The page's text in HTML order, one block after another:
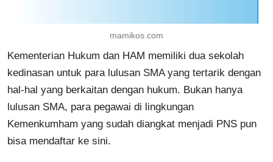
mamikos.com
Kementerian Hukum dan HAM memiliki dua sekolah
kedinasan untuk para lulusan SMA yang tertarik dengan
hal-hal yang berkaitan dengan hukum. Bukan hanya
lulusan SMA, para pegawai di lingkungan
Kemenkumham yang sudah diangkat menjadi PNS pun
bisa mendaftar ke sini.